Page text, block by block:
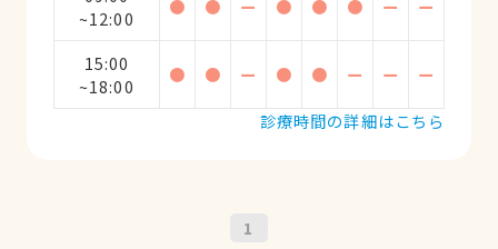
~12:00
● ● ー ● ● ● ー ー
15:00
~18:00
● ● ー ● ● ー ー
ー
診療時間の詳細はこちら
1